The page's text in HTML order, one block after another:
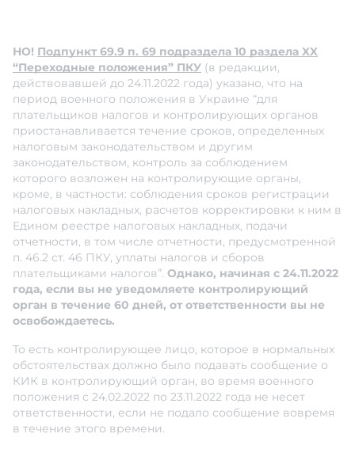
НО! Подпункт 69.9 п. 69 подраздела 10 раздела XX
“Переходные положения” ПКУ (в редакции,
действовавшей до 24.11.2022 года) указано, что на
период военного положения в Украине “для
плательщиков налогов и контролирующих органов
приостанавливается течение сроков, определенных
налоговым законодательством и другим
законодательством, контроль за соблюдением
которого возложен на контролирующие органы,
кроме, в частности: соблюдения сроков регистрации
налоговых накладных, расчетов корректировки к ним в
Едином реестре налоговых накладных, подачи
отчетности, в том числе отчетности, предусмотренной
п. 46.2 ст. 46 ПКУ, уплаты налогов и сборов
плательщиками налогов”. Однако, начиная с 24.11.2022
года, если вы не уведомляете контролирующий
орган в течение 60 дней, от ответственности вы не
освобождаетесь.
То есть контролирующее лицо, которое в нормальных
обстоятельствах должно было подавать сообщение о
КИК в контролирующий орган, во время военного
положения с 24.02.2022 по 23.11.2022 года не несет
ответственности, если не подало сообщение вовремя
в течение этого времени.